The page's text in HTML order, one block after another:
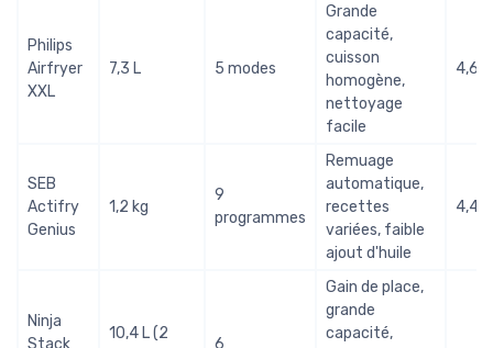
Philips
Airfryer
XXL
7,3 L 5 modes
Grande
capacité,
cuisson
homogène,
nettoyage
facile
4,6/
SEB
Actifry
Genius
1,2 kg
9
programmes
Remuage
automatique,
recettes
variées, faible
ajout d'huile
4,4/
Ninja
Stack
10,4 L (2
6
Gain de place,
grande
capacité,